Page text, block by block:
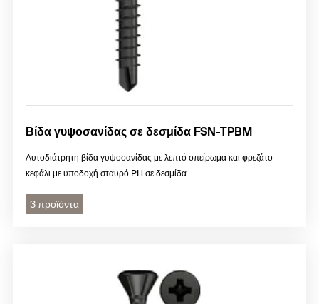
Βίδα γυψοσανίδας σε δεσμίδα FSN-TPBM
Αυτοδιάτρητη βίδα γυψοσανίδας με λεπτό σπείρωμα και φρεζάτο
κεφάλι με υποδοχή σταυρό PH σε δεσμίδα
3 προϊόντα